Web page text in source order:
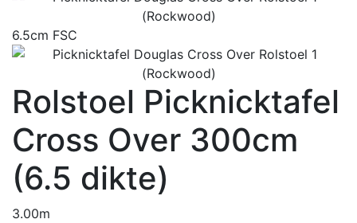
6.5cm FSC
Rolstoel Picknicktafel
Cross Over 300cm
(6.5 dikte)
3.00m